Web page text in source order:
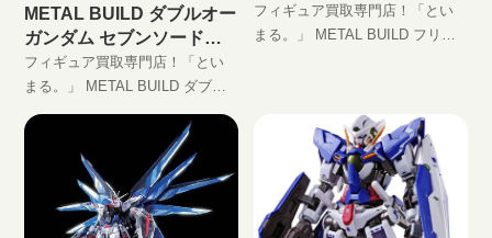
METAL BUILD ダブルオー
ガンダム セブンソードの
買取価格
フィギュア買取専門店！「とい
まる。」 METAL BUILD ダブル
買取します！ 完全無料の宅配買
取でフィギュアをお買い取りし
フィギュア買取専門店！「とい
まる。」 METAL BUILD フリー